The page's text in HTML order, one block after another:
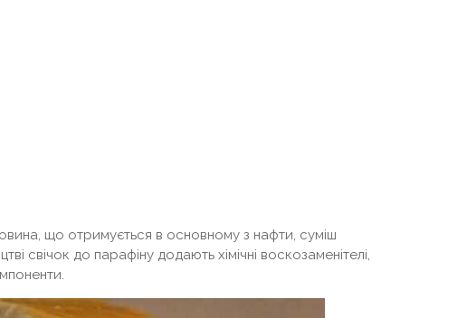
що отримується в основному з нафти, суміш
свічок до парафіну додають хімічні воскозаменітелі,